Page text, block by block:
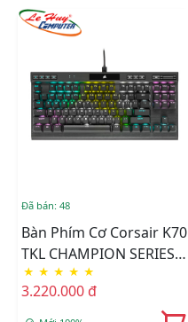
Đã bán: 48
Bàn Phím Cơ Corsair K70
TKL CHAMPION SERIES
RGB MX RED (CH-
9119010-NA)
★ ★ ★ ★ ★
3.220.000 đ